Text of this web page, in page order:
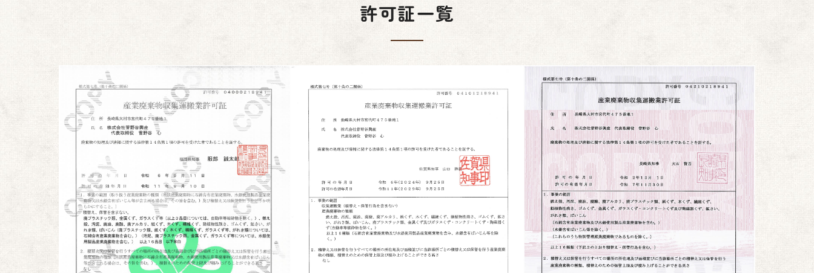
許可証一覧